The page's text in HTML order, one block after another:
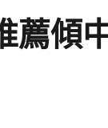
薦傾